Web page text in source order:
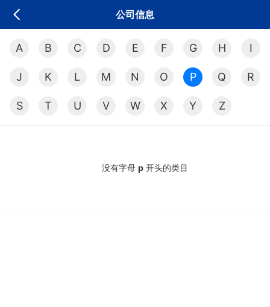
公司信息
A B C D E F G H I
J K L M N O P Q R
S T U V W X Y Z
没有字母 p开头的类目